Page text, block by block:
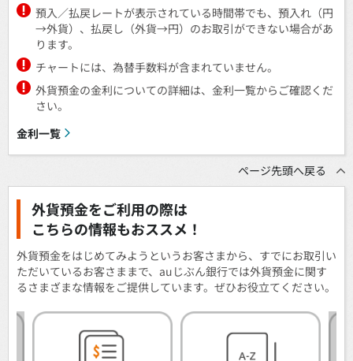
預入／払戻レートが表示されている時間帯でも、預入れ（円
→外貨）、払戻し（外貨→円）のお取引ができない場合があ
ります。
チャートには、為替手数料が含まれていません。
外貨預金の金利についての詳細は、金利一覧からご確認くだ
さい。
金利一覧
ページ先頭へ戻る
外貨預金をご利用の際は
こちらの情報もおススメ！
外貨預金をはじめてみようというお客さまから、すでにお取引い
ただいているお客さままで、auじぶん銀行では外貨預金に関す
るさまざまな情報をご提供しています。ぜひお役立てください。